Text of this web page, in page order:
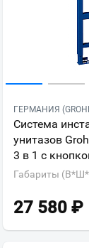
ГЕРМАНИЯ
Система
унитазов
3 в 1 с
Габариты
27 580 ₽